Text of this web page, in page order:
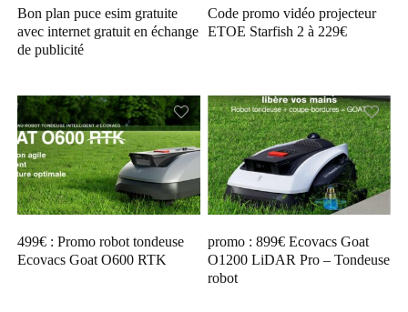
Bon plan puce esim gratuite
avec internet gratuit en échange
de publicité
Code promo vidéo projecteur
ETOE Starfish 2 à 229€
499€ : Promo robot tondeuse
Ecovacs Goat O600 RTK
promo : 899€ Ecovacs Goat
O1200 LiDAR Pro – Tondeuse
robot